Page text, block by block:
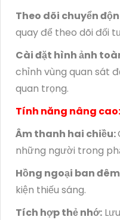
Theo dõi chuyển
quay để theo dõi đối
Cài đặt hình ảnh
chỉnh vùng quan sát
quan trọng.
Tính năng nâng cao:
Âm thanh hai chiều:
những người trong
Hồng ngoại ban
kiện thiếu sáng.
Tích hợp thẻ nhớ: